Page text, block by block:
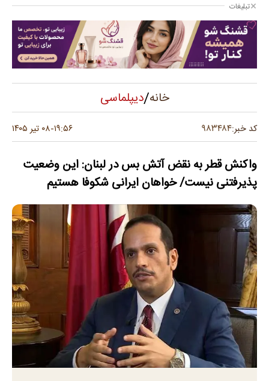
تبلیغات
خانه/دیپلماسی
کد خبر:۹۸۳۴۸۴ ۱۹:۵۶-۰۸ تیر ۱۴۰۵
واکنش قطر به نقض آتش بس در لبنان: این وضعیت
پذیرفتنی نیست/ خواهان ایرانی شکوفا هستیم